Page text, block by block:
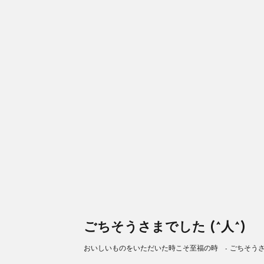
ごちそうさまでした (^人^)
おいしいものをいただいた時こそ至福の時 - ごちそう